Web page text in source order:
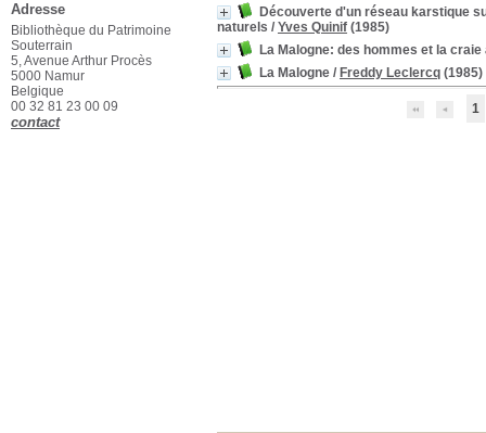
Découverte d'un réseau karstique
naturels / Yves Quinif (1985)
La Malogne: des hommes et la
La Malogne / Freddy Leclercq (1985)
1
Adresse
Bibliothèque du Patrimoine
Souterrain
5, Avenue Arthur Procès
5000 Namur
Belgique
00 32 81 23 00 09
contact